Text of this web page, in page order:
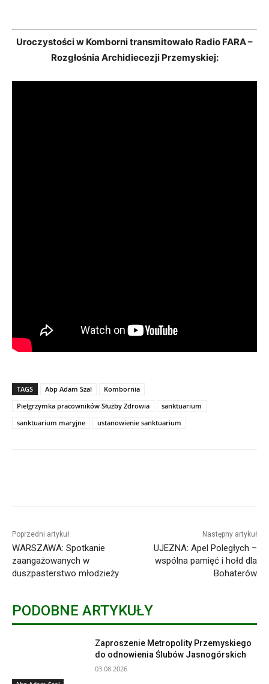
Uroczystości w Komborni transmitowało Radio FARA –
Rozgłośnia Archidiecezji Przemyskiej:
TAGS Abp Adam Szal
Kombornia
Pielgrzymka pracowników Służby Zdrowia
sanktuarium
sanktuarium maryjne
ustanowienie sanktuarium
Poprzedni artykuł
WARSZAWA: Spotkanie
zaangażowanych w
duszpasterstwo młodzieży
Następny artykuł
UJEZNA: Apel Poległych –
wspólna pamięć i hołd dla
Bohaterów
PODOBNE ARTYKUŁY
Zaproszenie Metropolity Przemyskiego
do odnowienia Ślubów Jasnogórskich
03.08.2026